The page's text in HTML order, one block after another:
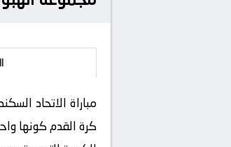
كرة القدم كونها